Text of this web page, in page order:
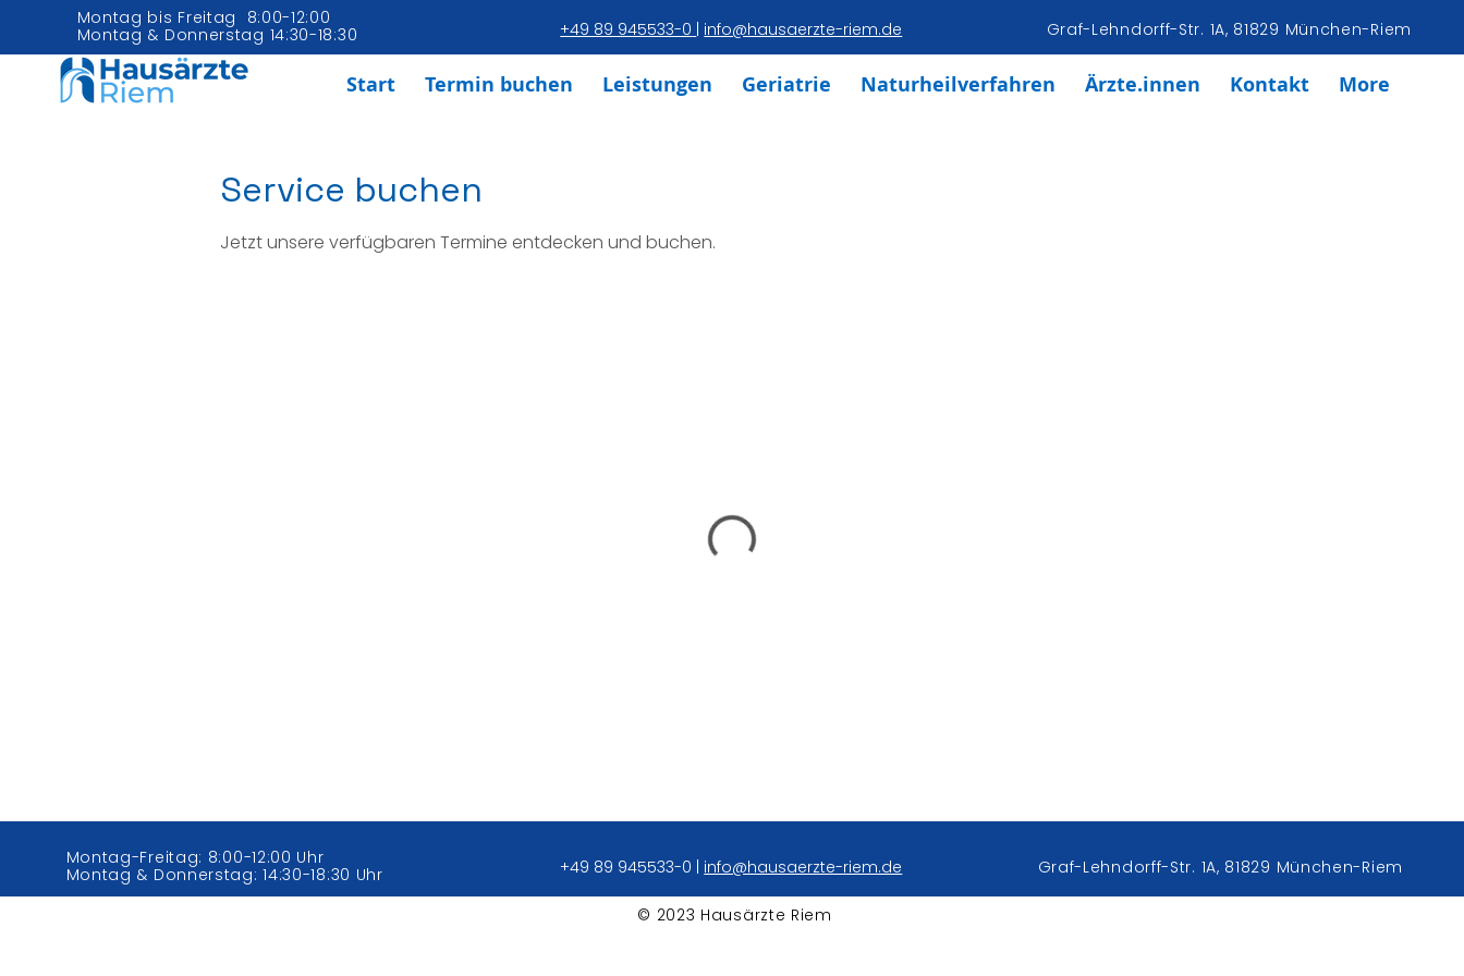
Montag bis Freitag 8:00-12:00
Montag & Donnerstag 14:30-18:30
+49 89 945533-0 info@hausaerzte-riem.de Graf-Lehndorff-Str. 1A, 81829 München-Riem
Start Termin buchen Leistungen Geriatrie Naturheilverfahren Ärzte.innen Kontakt More
Service buchen
Jetzt unsere verfügbaren Termine entdecken und buchen.
Montag-Freitag: 8:00-12:00 Uhr
Montag & Donnerstag: 14:30-18:30 Uhr
+49 89 945533-0 info@hausaerzte-riem.de Graf-Lehndorff-Str. 1A, 81829 München-Riem
© 2023 Hausärzte Riem